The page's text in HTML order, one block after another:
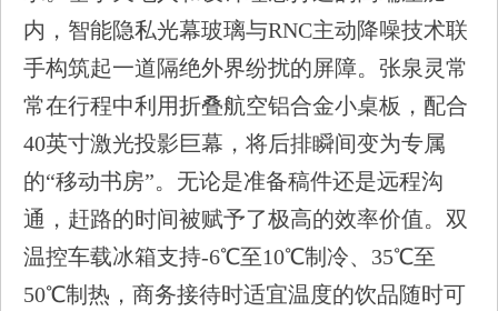
内，智能隐私光幕玻璃与RNC主动降噪技术联
手构筑起一道隔绝外界纷扰的屏障。张泉灵常
常在行程中利用折叠航空铝合金小桌板，配合
40英寸激光投影巨幕，将后排瞬间变为专属
的“移动书房”。无论是准备稿件还是远程沟
通，赶路的时间被赋予了极高的效率价值。双
温控车载冰箱支持-6℃至10℃制冷、35℃至
50℃制热，商务接待时适宜温度的饮品随时可